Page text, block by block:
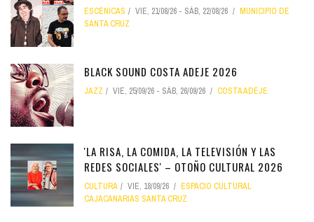
ESCÉNICAS VIE, 21/08/26 - SÁB, 22/08/26
MUNICIPIO DE
SANTA CRUZ
BLACK SOUND COSTA ADEJE 2026
JAZZ VIE, 25/09/26 - SÁB, 26/09/26 COSTA ADEJE
'LA RISA, LA COMIDA, LA TELEVISIÓN Y LAS
REDES SOCIALES' – OTOÑO CULTURAL 2026
CULTURA VIE, 18/09/26
ESPACIO CULTURAL
CAJACANARIAS SANTA CRUZ